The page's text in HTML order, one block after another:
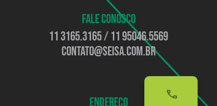
FALE CONOSCO
11 3165.3165/11 95046.5569
contato@seisa.com.br
ENDEREÇO